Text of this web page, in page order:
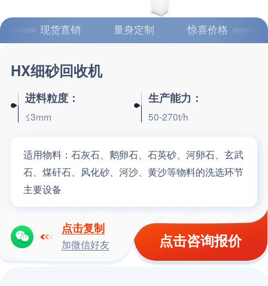
现货直销 量身定制 惊喜价格
HX细砂回收机
进料粒度：
≤3mm
生产能力：
50-270t/h
适用物料： 石灰石、鹅卵石、石英砂、河卵石、玄武
石、煤矸石、风化砂、河沙、黄沙等物料的洗选环节
主要设备
点击复制
加微信好友 点击咨询报价